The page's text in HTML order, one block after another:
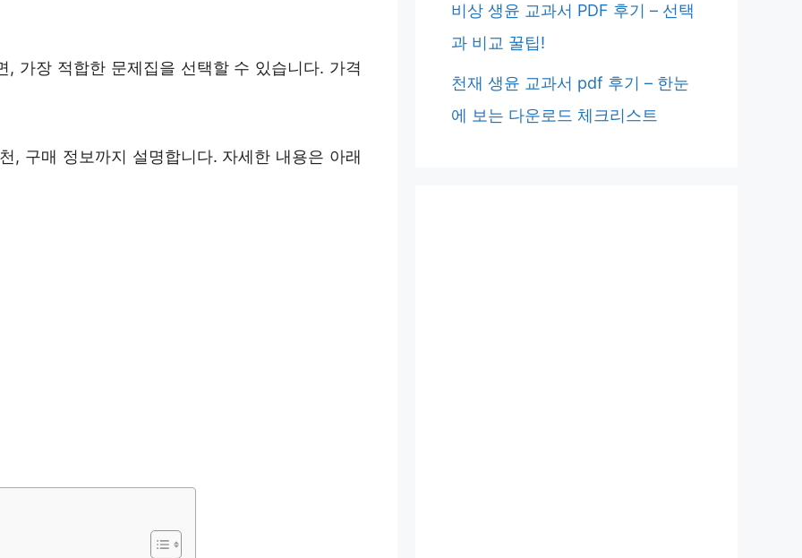
가장 적합한 문제집을 선택할 수 있습니다. 가격
, 구매 정보까지 설명합니다. 자세한 내용은 아래
비상 생윤 교과서 PDF 후기 – 선택
과 비교 꿀팁!
천재 생윤 교과서 pdf 후기 – 한눈
에 보는 다운로드 체크리스트